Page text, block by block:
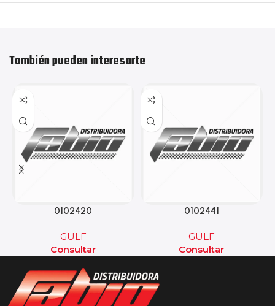
También pueden interesarte
0102420
GULF
Consultar
0102441
GULF
Consultar